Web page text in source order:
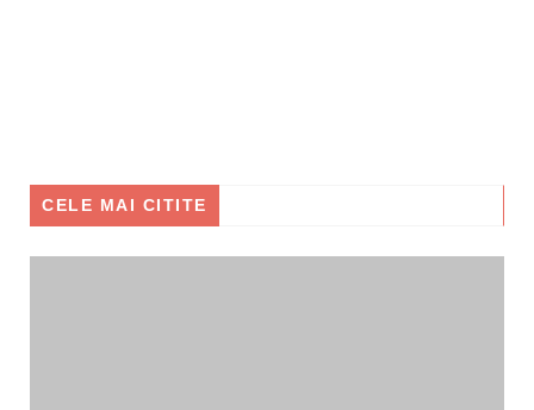
CELE MAI CITITE